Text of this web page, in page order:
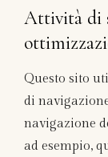
Attività di
Questo sito
di
navigazione
ad esempio,